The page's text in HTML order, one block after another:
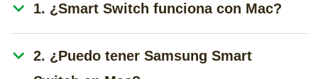
1. ¿Smart Switch funciona con Mac?
2. ¿Puedo tener Samsung Smart